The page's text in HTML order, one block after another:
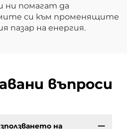
ни помагат да
си към променящите
пазар на енергия.
въпроси
на